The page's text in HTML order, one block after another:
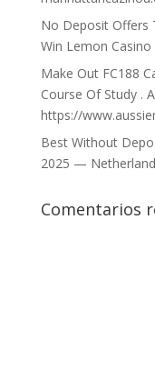
No Deposit Offers
Win Lemon Casino
Make Out FC188
Course Of Study .
https://
Best Without
2025 —
Comentarios